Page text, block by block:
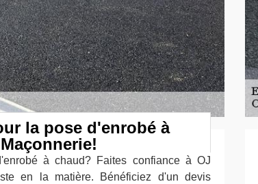
la pose d'enrobé à
à chaud? Faites confiance à OJ
en la matière. Bénéficiez d'un devis